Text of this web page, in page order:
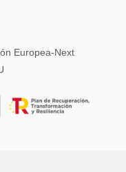
Europea-Next